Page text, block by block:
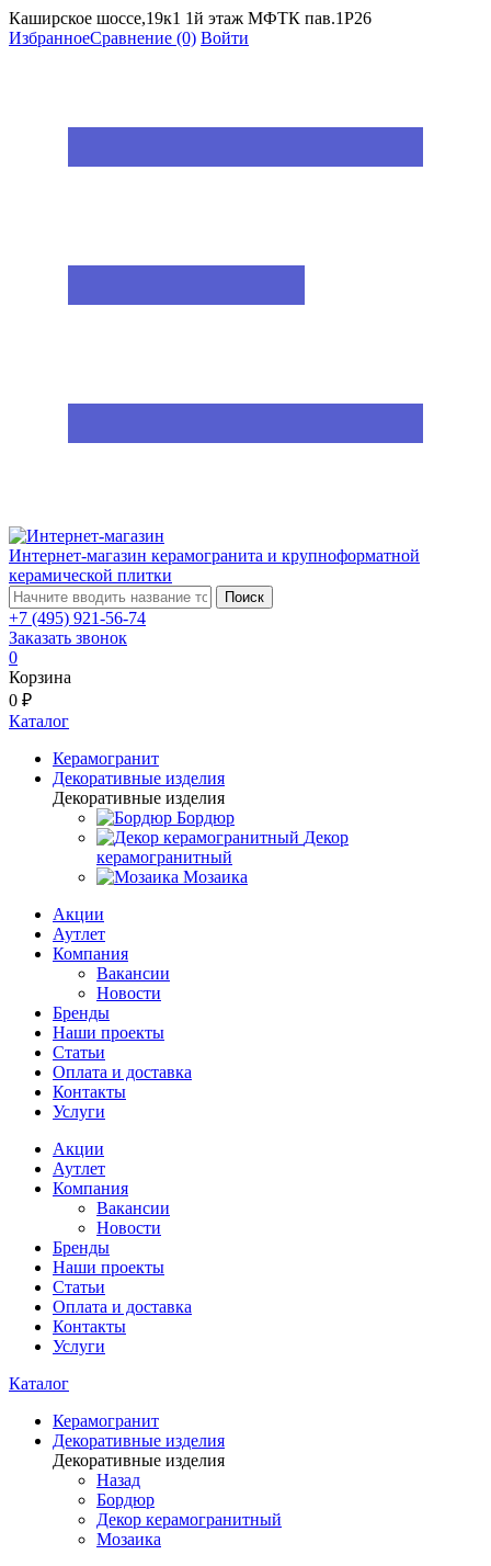
Каширское шоссе,19к1 1й этаж МФТК пав.1Р26
ИзбранноеСравнение (0) Войти
Интернет-магазин керамогранита и крупноформатной
керамической плитки
Поиск
+7 (495) 921-56-74
Заказать звонок
0
Корзина
0 ₽
Каталог
Керамогранит
Декоративные изделия
Декоративные изделия
Бордюр
Декор
керамогранитный
Мозаика
Акции
Аутлет
Компания
Вакансии
Новости
Бренды
Наши проекты
Статьи
Оплата и доставка
Контакты
Услуги
Акции
Аутлет
Компания
Вакансии
Новости
Бренды
Наши проекты
Статьи
Оплата и доставка
Контакты
Услуги
Каталог
Керамогранит
Декоративные изделия
Декоративные изделия
Назад
Бордюр
Декор керамогранитный
Мозаика